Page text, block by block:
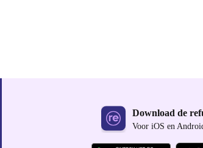
Download de
Voor iOS en